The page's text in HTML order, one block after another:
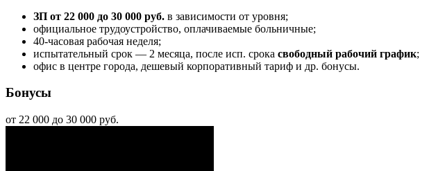
ЗП от 22 000 до 30 000 руб. в зависимости от уровня;
официальное трудоустройство, оплачиваемые больничные;
40-часовая рабочая неделя;
испытательный срок — 2 месяца, после исп. срока свободный рабочий график;
офис в центре города, дешевый корпоративный тариф и др. бонусы.
Бонусы
от 22 000 до 30 000 руб.